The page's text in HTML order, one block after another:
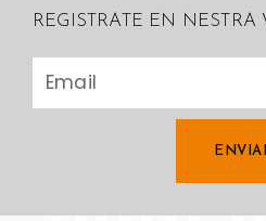
REGISTRATE EN NESTRA